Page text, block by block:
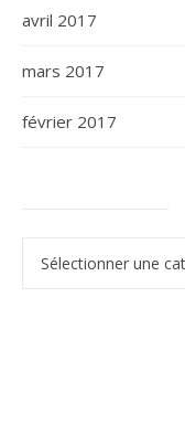
avril 2017
mars 2017
février 2017